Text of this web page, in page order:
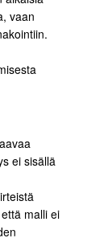
vaan
ei sisällä
malli ei